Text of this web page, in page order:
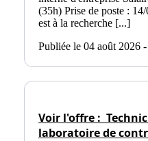
(35h) Prise de poste :
est à la recherche [...]
Publiée le 04 août 2026
Voir l'offre :
laboratoire de